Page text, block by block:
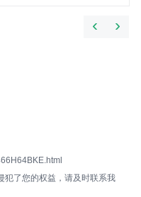
犯了您的权益，请及时联系我
‹ ›